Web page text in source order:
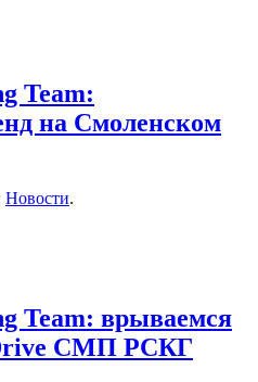
Team:
на Смоленском
Новости.
Team: врываемся
СМП РСКГ